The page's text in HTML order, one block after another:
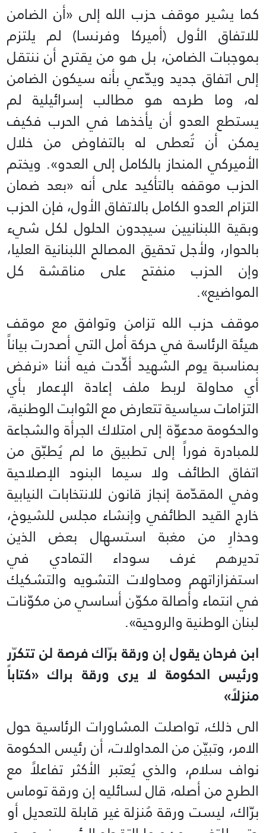
كما يشير موقف حزب الله إلى «أن الضامن
للاتفاق الأول (أميركا وفرنسا) لم يلتزم
بموجبات الضامن، بل هو من يقترح أن ننتقل
إلى اتفاق جديد ويدّعي بأنه سيكون الضامن
له، وما طرحه هو مطالب إسرائيلية لم
يستطع العدو أن يأخذها في الحرب فكيف
يمكن أن تُعطى له بالتفاوض من خلال
الأميركي المنحاز بالكامل إلى العدو». ويختم
الحزب موقفه بالتأكيد على أنه «بعد ضمان
التزام العدو الكامل بالاتفاق الأول، فإن الحزب
وبقية اللبنانيين سيجدون الحلول لكل شيء
بالحوار، ولأجل تحقيق المصالح اللبنانية العليا،
وإن الحزب منفتح على مناقشة كل
المواضيع».
موقف حزب الله تزامن وتوافق مع موقف
هيئة الرئاسة في حركة أمل التي أصدرت بياناً
بمناسبة يوم الشهيد أكّدت فيه أننا «نرفض
أي محاولة لربط ملف إعادة الإعمار بأي
التزامات سياسية تتعارض مع الثوابت الوطنية،
والحكومة مدعوّة إلى امتلاك الجرأة والشجاعة
للمبادرة فوراً إلى تطبيق ما لم يُطبّق من
اتفاق الطائف ولا سيما البنود الإصلاحية
وفي المقدّمة إنجاز قانون للانتخابات النيابية
خارج القيد الطائفي وإنشاء مجلس للشيوخ،
وحذارِ من مغبة استسهال بعض الذين
تديرهم غرف سوداء التمادي في
استفزازاتهم ومحاولات التشويه والتشكيك
في انتماء وأصالة مكوّن أساسي من مكوّنات
لبنان الوطنية والروحية».
ابن فرحان يقول إن ورقة برّاك فرصة لن تتكرّر
ورئيس الحكومة لا يرى ورقة براك «كتاباً
منزلاً»
الى ذلك، تواصلت المشاورات الرئاسية حول
الامر، وتبيّن من المداولات، أن رئيس الحكومة
نواف سلام، والذي يُعتبر الأكثر تفاعلاً مع
الطرح من أصله، قال لسائليه إن ورقة توماس
برّاك، ليست ورقة مُنزلة غير قابلة للتعديل أو